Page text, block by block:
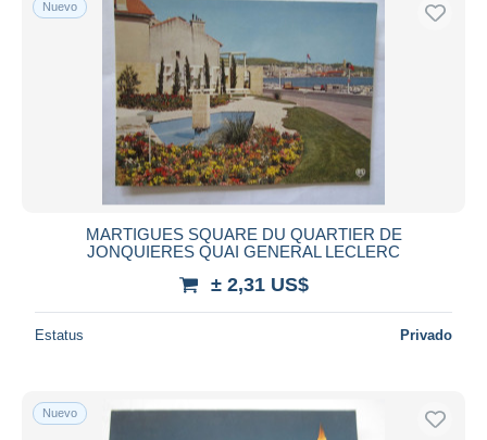
Sólo con descuento
Envío gratis
Métodos de pago
PayPal
Transferencia bancaria
Visa
Mastercard
iDeal
Deseleccionar todo
Nuevo
MARTIGUES SQUARE DU QUARTIER DE
JONQUIERES QUAI GENERAL LECLERC
± 2,31 US$
Estatus Privado
Nuevo